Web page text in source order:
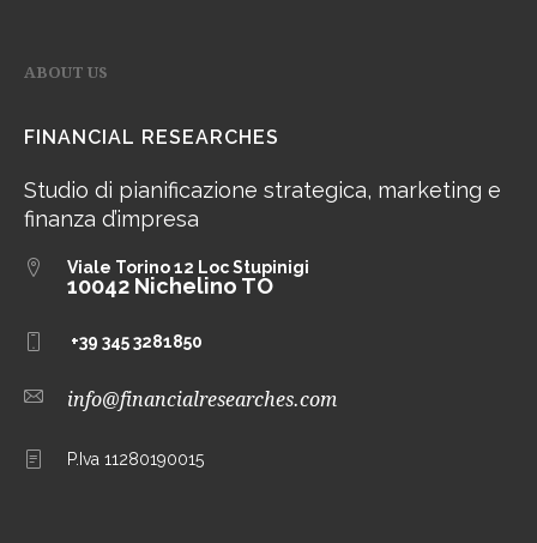
ABOUT US
FINANCIAL RESEARCHES
Studio di pianificazione strategica, marketing e
finanza d’impresa
Viale Torino 12 Loc Stupinigi
10042 Nichelino TO
+39 345 3281850
info@financialresearches.com
P.Iva 11280190015